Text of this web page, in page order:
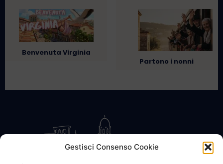
Gestisci Consenso Cookie
Benvenuta Virginia
Partono i nonni